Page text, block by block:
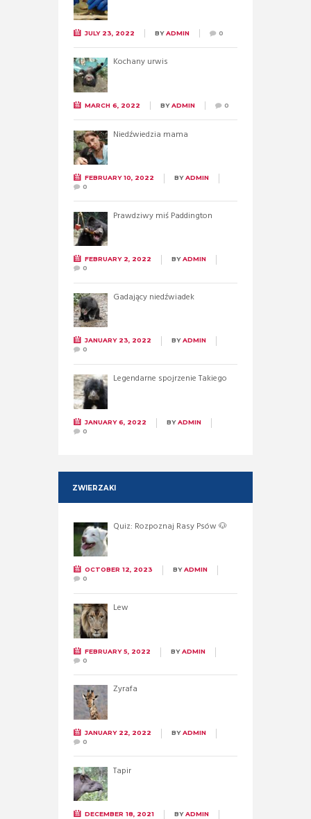
JULY 23, 2022 BYADMIN 0
Kochany urwis
MARCH 6, 2022 BYADMIN 0
Niedźwiedzia mama
FEBRUARY 10, 2022 BYADMIN
0
Prawdziwy miś Paddington
FEBRUARY 2, 2022 BYADMIN
0
Gadający niedźwiadek
JANUARY 23, 2022 BYADMIN
0
Legendarne spojrzenie Takiego
JANUARY 6, 2022 BYADMIN
0
ZWIERZAKI
Quiz: Rozpoznaj Rasy Psów 🐶
OCTOBER 12, 2023 BYADMIN
0
Lew
FEBRUARY 5, 2022 BYADMIN
0
Żyrafa
JANUARY 22, 2022 BYADMIN
0
Tapir
DECEMBER 18, 2021 BYADMIN